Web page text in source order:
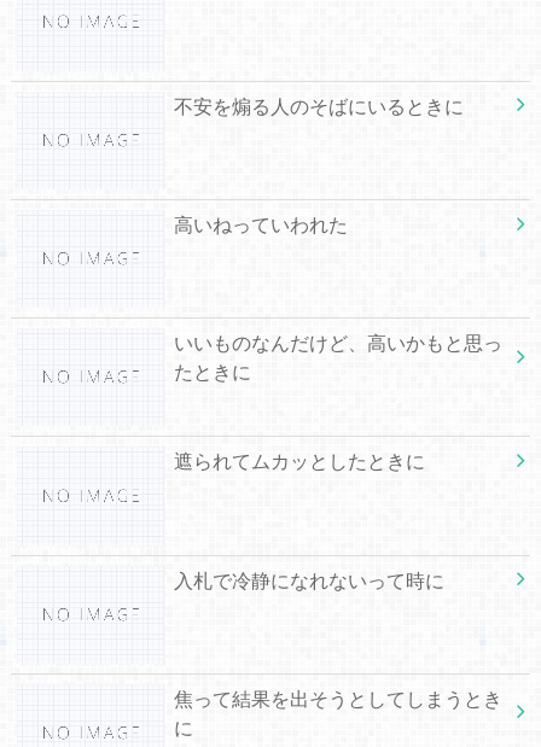
不安を煽る人のそばにいるときに
高いねっていわれた
いいものなんだけど、高いかもと思っ
たときに
遮られてムカッとしたときに
入札で冷静になれないって時に
焦って結果を出そうとしてしまうとき
に